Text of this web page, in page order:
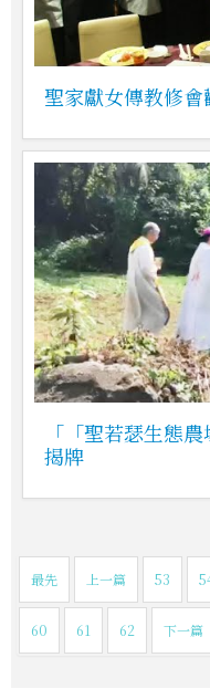
聖家獻女傳教修會
「「聖若瑟生態
揭牌
最先 上一篇 53
60 61 62 下一篇